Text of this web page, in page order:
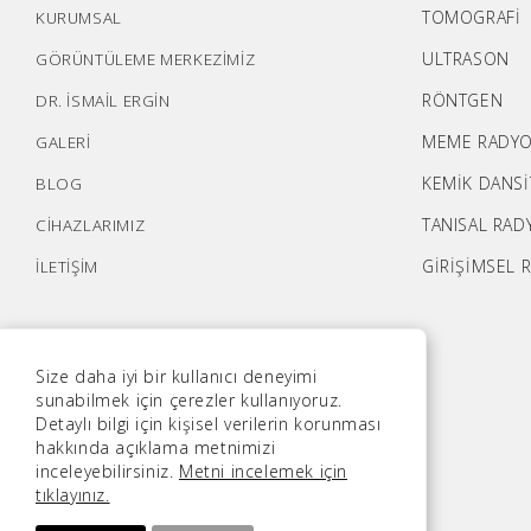
Size daha iyi bir kullanıcı deneyimi
sunabilmek için çerezler kullanıyoruz.
Detaylı bilgi için kişisel verilerin korunması
hakkında açıklama metnimizi
inceleyebilirsiniz. Metni incelemek için
tıklayınız.
KURUMSAL
GÖRÜNTÜLEME MERKEZİMİZ
DR. İSMAİL ERGİN
GALERİ
BLOG
CİHAZLARIMIZ
İLETİŞİM
TOMOGRAFİ
ULTRASON
RÖNTGEN
MEME
KEMİK
TANISAL
GİRİŞİMSEL